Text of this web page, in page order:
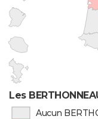
Les
Aucun